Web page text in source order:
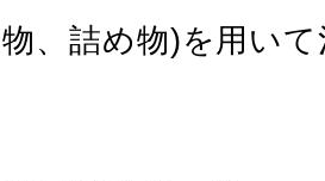
、詰め物)を用い